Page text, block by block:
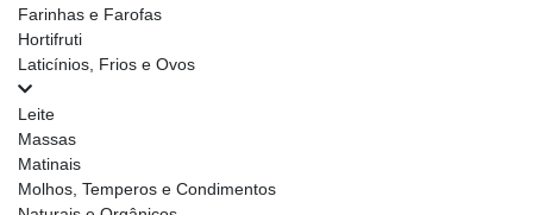
Farinhas e Farofas
Hortifruti
Laticínios, Frios e Ovos
Leite
Massas
Matinais
Molhos, Temperos e Condimentos